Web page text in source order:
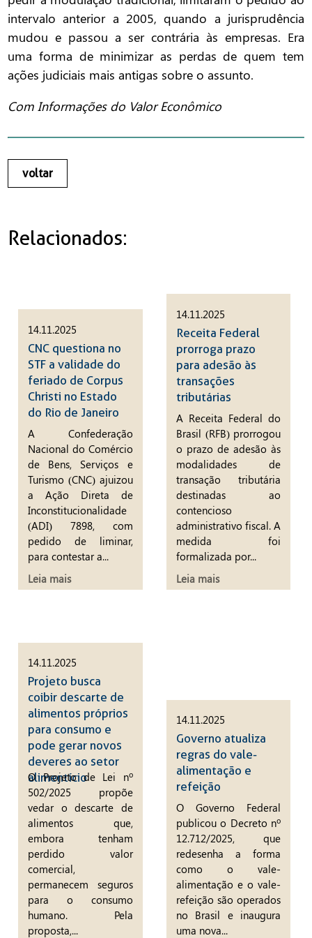
intervalo anterior a 2005, quando a jurisprudência
mudou e passou a ser contrária às empresas. Era
uma forma de minimizar as perdas de quem tem
ações judiciais mais antigas sobre o assunto.
Com Informações do Valor Econômico
voltar
Relacionados:
14.11.2025
CNC questiona no
STF a validade do
feriado de Corpus
Christi no Estado
do Rio de Janeiro
A Confederação
Nacional do Comércio
de Bens, Serviços e
Turismo (CNC) ajuizou
a Ação Direta de
Inconstitucionalidade
(ADI) 7898, com
pedido de liminar,
para contestar a...
Leia mais
14.11.2025
Receita Federal
prorroga prazo
para adesão às
transações
tributárias
A Receita Federal do
Brasil (RFB) prorrogou
o prazo de adesão às
modalidades de
transação tributária
destinadas ao
contencioso
administrativo fiscal. A
medida foi
formalizada por...
Leia mais
14.11.2025
Projeto busca
coibir descarte de
alimentos próprios
para consumo e
pode gerar novos
deveres ao setor
alimentício
O Projeto de Lei nº
502/2025 propõe
vedar o descarte de
alimentos que,
embora tenham
perdido valor
comercial,
permanecem seguros
para o consumo
humano. Pela
proposta,...
14.11.2025
Governo atualiza
regras do vale-
alimentação e
refeição
O Governo Federal
publicou o Decreto nº
12.712/2025, que
redesenha a forma
como o vale-
alimentação e o vale-
refeição são operados
no Brasil e inaugura
uma nova...